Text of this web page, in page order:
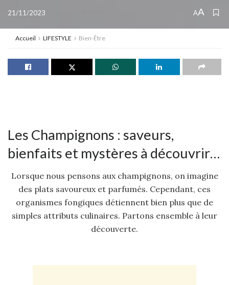
21/11/2023 AA
Accueil LIFESTYLE Bien-Être
Les Champignons : saveurs,
bienfaits et mystères à découvrir…
Lorsque nous pensons aux champignons, on imagine
des plats savoureux et parfumés. Cependant, ces
organismes fongiques détiennent bien plus que de
simples attributs culinaires. Partons ensemble à leur
découverte.